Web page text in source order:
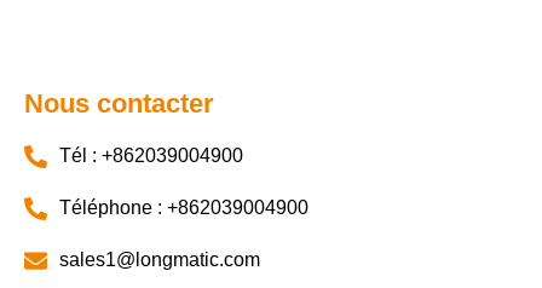
Nous contacter
Tél : +862039004900
Téléphone : +862039004900
sales1@longmatic.com